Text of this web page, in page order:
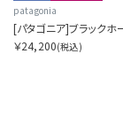
patagonia
￥24,200(税込)